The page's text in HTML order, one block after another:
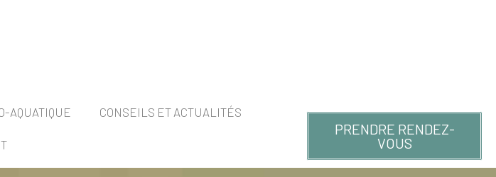
AQUATIQUE CONSEILS ET ACTUALITÉS
PRENDRE RENDEZ-
VOUS